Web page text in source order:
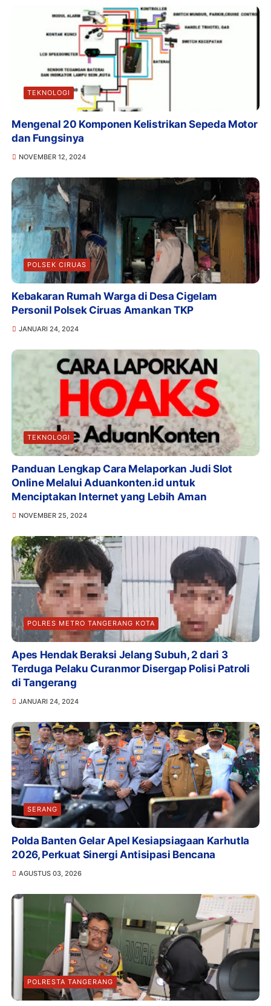
TEKNOLOGI
Mengenal 20 Komponen Kelistrikan Sepeda Motor
dan Fungsinya
NOVEMBER 12, 2024
POLSEK CIRUAS
Kebakaran Rumah Warga di Desa Cigelam
Personil Polsek Ciruas Amankan TKP
JANUARI 24, 2024
TEKNOLOGI
Panduan Lengkap Cara Melaporkan Judi Slot
Online Melalui Aduankonten.id untuk
Menciptakan Internet yang Lebih Aman
NOVEMBER 25, 2024
POLRES METRO TANGERANG KOTA
Apes Hendak Beraksi Jelang Subuh, 2 dari 3
Terduga Pelaku Curanmor Disergap Polisi Patroli
di Tangerang
JANUARI 24, 2024
SERANG
Polda Banten Gelar Apel Kesiapsiagaan Karhutla
2026, Perkuat Sinergi Antisipasi Bencana
AGUSTUS 03, 2026
POLRESTA TANGERANG